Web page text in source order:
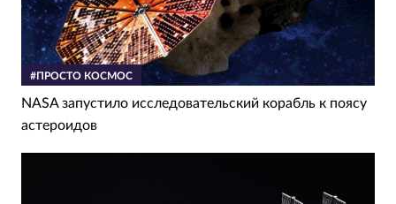
#ПРОСТО КОСМОС
NASA запустило исследовательский корабль к поясу
астероидов